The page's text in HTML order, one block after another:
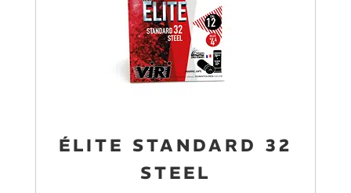
ÉLITE STANDARD 32
STEEL